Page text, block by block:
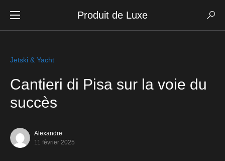
Produit de Luxe
Jetski & Yacht
Cantieri di Pisa sur la voie du
succès
Alexandre
11 février 2025